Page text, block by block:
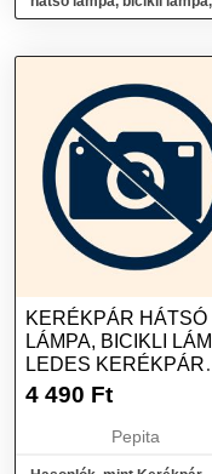
ledes kerékpár lámpa -
KERÉKPÁR HÁTSÓ
LÁMPA, BICIKLI
LEDES KERÉKPÁR
LÁMPA - KÖR
4 490 Ft
Pepita